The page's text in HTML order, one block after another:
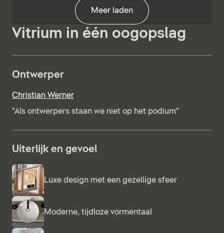
Meer laden
Vitrium in één oogopslag
Ontwerper
Christian Werner
"Als ontwerpers staan we niet op het podium"
Uiterlijk en gevoel
Luxe design met een gezellige sfeer
Moderne, tijdloze vormentaal